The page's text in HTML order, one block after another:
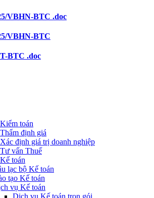
VBHN-BTC .doc
VBHN-BTC
BTC .doc
toán
định giá
định giá trị doanh nghiệp
vấn Thuế
toán
lạc bộ Kế toán
tạo Kế toán
vụ Kế toán
Dịch vụ Kế toán trọn gói